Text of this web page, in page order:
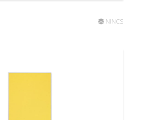
NINCS